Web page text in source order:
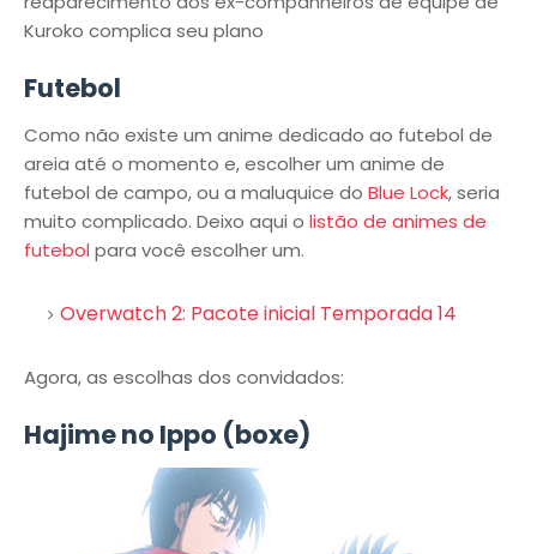
Kuroko complica seu plano
Futebol
Como não existe um anime dedicado ao futebol de
areia até o momento e, escolher um anime de
futebol de campo, ou a maluquice do Blue Lock, seria
muito complicado. Deixo aqui o listão de animes de
futebol para você escolher um.
Overwatch 2: Pacote inicial Temporada 14
Agora, as escolhas dos convidados:
Hajime no Ippo (boxe)